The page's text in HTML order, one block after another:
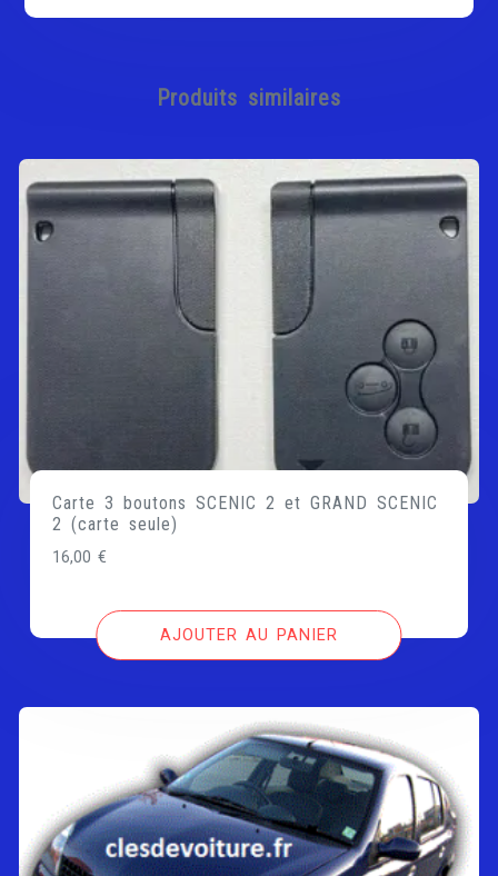
Produits similaires
Carte 3 boutons SCENIC 2 et GRAND SCENIC
2 (carte seule)
16,00€
AJOUTER AU PANIER